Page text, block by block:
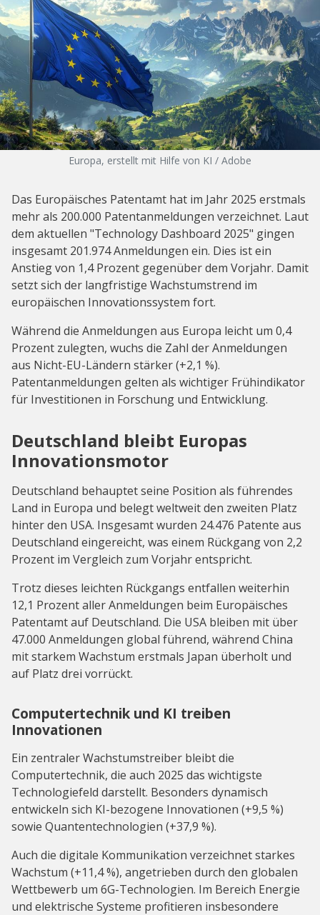
Europa, erstellt mit Hilfe von KI / Adobe
Das Europäisches Patentamt hat im Jahr 2025 erstmals
mehr als 200.000 Patentanmeldungen verzeichnet. Laut
dem aktuellen "Technology Dashboard 2025" gingen
insgesamt 201.974 Anmeldungen ein. Dies ist ein
Anstieg von 1,4 Prozent gegenüber dem Vorjahr. Damit
setzt sich der langfristige Wachstumstrend im
europäischen Innovationssystem fort.
Während die Anmeldungen aus Europa leicht um 0,4
Prozent zulegten, wuchs die Zahl der Anmeldungen
aus Nicht-EU-Ländern stärker (+2,1 %).
Patentanmeldungen gelten als wichtiger Frühindikator
für Investitionen in Forschung und Entwicklung.
Deutschland bleibt Europas
Innovationsmotor
Deutschland behauptet seine Position als führendes
Land in Europa und belegt weltweit den zweiten Platz
hinter den USA. Insgesamt wurden 24.476 Patente aus
Deutschland eingereicht, was einem Rückgang von 2,2
Prozent im Vergleich zum Vorjahr entspricht.
Trotz dieses leichten Rückgangs entfallen weiterhin
12,1 Prozent aller Anmeldungen beim Europäisches
Patentamt auf Deutschland. Die USA bleiben mit über
47.000 Anmeldungen global führend, während China
mit starkem Wachstum erstmals Japan überholt und
auf Platz drei vorrückt.
Computertechnik und KI treiben
Innovationen
Ein zentraler Wachstumstreiber bleibt die
Computertechnik, die auch 2025 das wichtigste
Technologiefeld darstellt. Besonders dynamisch
entwickeln sich KI-bezogene Innovationen (+9,5 %)
sowie Quantentechnologien (+37,9 %).
Auch die digitale Kommunikation verzeichnet starkes
Wachstum (+11,4 %), angetrieben durch den globalen
Wettbewerb um 6G-Technologien. Im Bereich Energie
und elektrische Systeme profitieren insbesondere